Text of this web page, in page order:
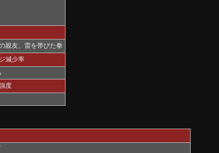
親友、雷を帯びた拳
減少率
度